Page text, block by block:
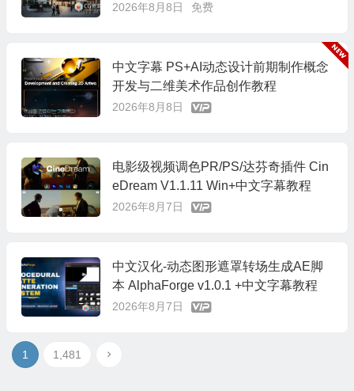
2026年8月8日 免费
中文字幕 PS+AI动态设计前期制作概念
开发与二维美术作品创作教程
2026年8月8日
电影级视频调色PR/PS/达芬奇插件 Cin
eDream V1.1.11 Win+中文字幕教程
2026年8月7日
中文汉化-动态图形遮罩转场生成AE脚
本 AlphaForge v1.0.1 +中文字幕教程
2026年8月7日
1 1,481